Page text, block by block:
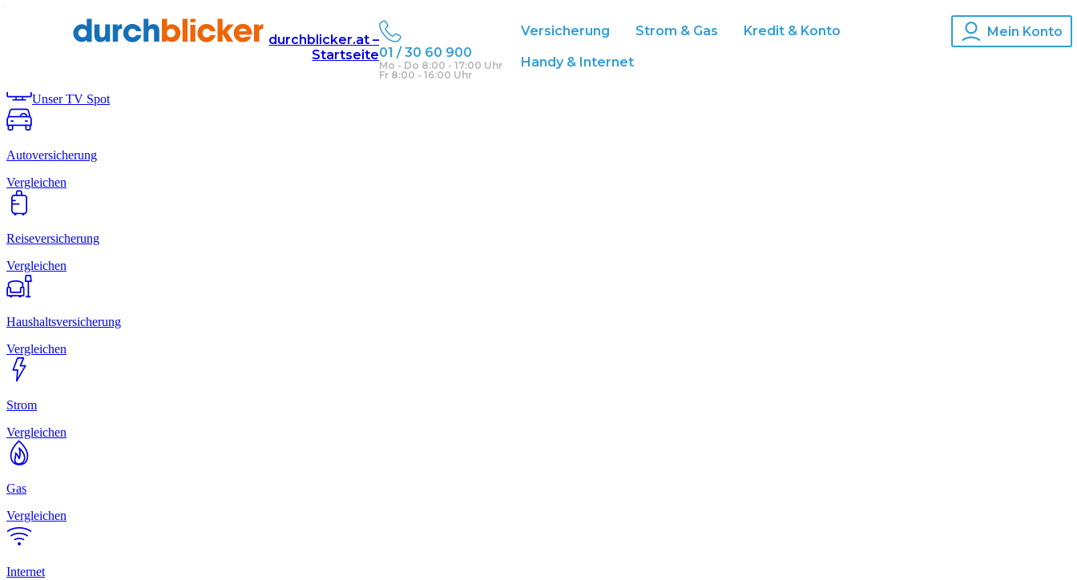
durchblicker.at –
Startseite01 / 30 60 900
Mo - Do 8:00 - 17:00 Uhr
Fr 8:00 - 16:00 Uhr
Versicherung Strom & Gas Kredit & Konto
Handy & Internet
Mein Konto
Senke deine Fixkosten
Unser TV Spot
Autoversicherung
Vergleichen
Reiseversicherung
Vergleichen
Haushalts­versicherung
Vergleichen
Strom
Vergleichen
Gas
Vergleichen
Internet